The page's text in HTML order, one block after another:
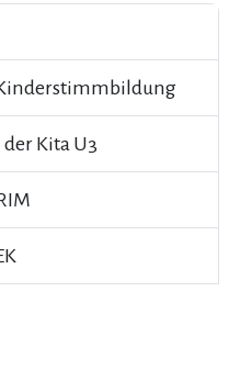
Kita U3